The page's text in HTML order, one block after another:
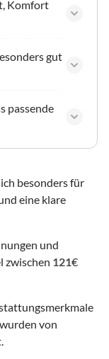
Komfort
gut
passende
besonders für
eine klare
und
zwischen 121€
von